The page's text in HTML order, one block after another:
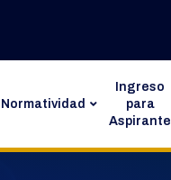
Normatividad
Ingreso
para
Aspirante